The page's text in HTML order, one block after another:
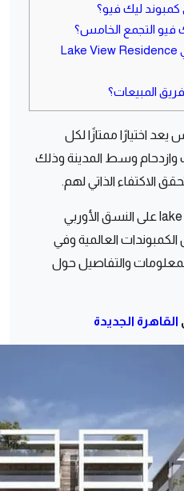
كمبوند ليك فيو؟
فيو التجمع الخامس؟
ما هي أنظمة السداد في Lake View Residence
المبيعات؟
اختيارًا ممتازًا لكل
وازدحام وسط المدينة وذلك
الاكتفاء الذاتي لهم.
وتم تصميم lake view compound على النسق الأوربي
العالمية وفي
والتفاصيل حول
القاهرة الجديدة